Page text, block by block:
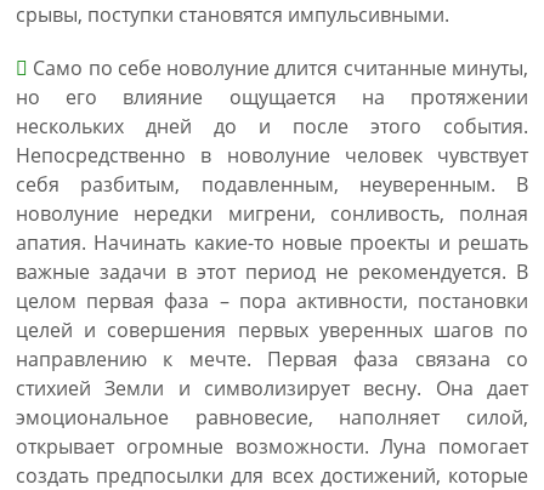
срывы, поступки становятся импульсивными.
Само по себе новолуние длится считанные минуты,
но его влияние ощущается на протяжении
нескольких дней до и после этого события.
Непосредственно в новолуние человек чувствует
себя разбитым, подавленным, неуверенным. В
новолуние нередки мигрени, сонливость, полная
апатия. Начинать какие-то новые проекты и решать
важные задачи в этот период не рекомендуется. В
целом первая фаза – пора активности, постановки
целей и совершения первых уверенных шагов по
направлению к мечте. Первая фаза связана со
стихией Земли и символизирует весну. Она дает
эмоциональное равновесие, наполняет силой,
открывает огромные возможности. Луна помогает
создать предпосылки для всех достижений, которые